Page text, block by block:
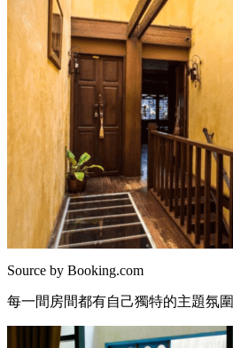
Source by Booking.com
每一間房間都有自己獨特的主題氛